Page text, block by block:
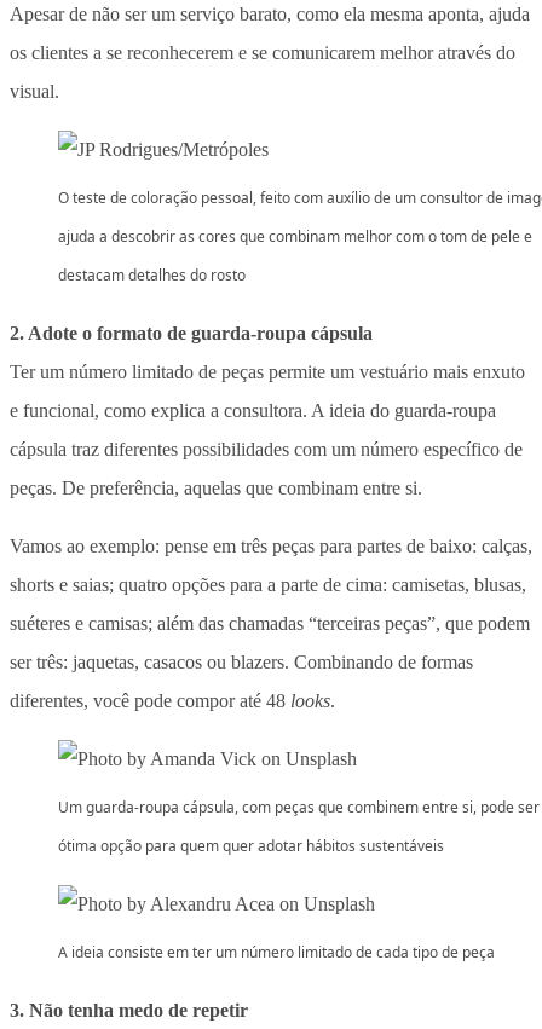
Apesar de não ser um serviço barato, como ela mesma aponta, ajuda
os clientes a se reconhecerem e se comunicarem melhor através do
visual.
O teste de coloração pessoal, feito com auxílio de um consultor de
ajuda a descobrir as cores que combinam melhor com o tom de pele e
destacam detalhes do rosto
2. Adote o formato de guarda-roupa cápsula
Ter um número limitado de peças permite um vestuário mais enxuto
e funcional, como explica a consultora. A ideia do guarda-roupa
cápsula traz diferentes possibilidades com um número específico de
peças. De preferência, aquelas que combinam entre si.
Vamos ao exemplo: pense em três peças para partes de baixo: calças,
shorts e saias; quatro opções para a parte de cima: camisetas, blusas,
suéteres e camisas; além das chamadas “terceiras peças”, que podem
ser três: jaquetas, casacos ou blazers. Combinando de formas
diferentes, você pode compor até 48 looks.
Um guarda-roupa cápsula, com peças que combinem entre si, pode
ótima opção para quem quer adotar hábitos sustentáveis
A ideia consiste em ter um número limitado de cada tipo de peça
3. Não tenha medo de repetir